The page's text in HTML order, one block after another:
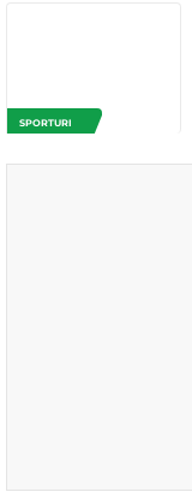
SPORTURI